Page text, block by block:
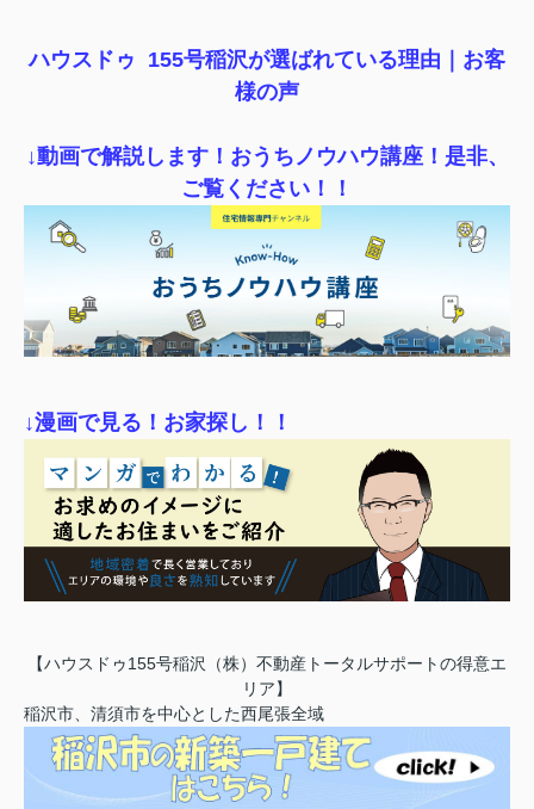
ハウスドゥ 155号稲沢が選ばれている理由｜ お客
様の声
↓動画で解説します！おうちノウハウ講座！是非、
ご覧ください！！
↓漫画で見る！お家探し！！
【ハウスドゥ155号稲沢（株）不動産トータルサポートの得意エ
リア】
稲沢市、清須市を中心とした西尾張全域